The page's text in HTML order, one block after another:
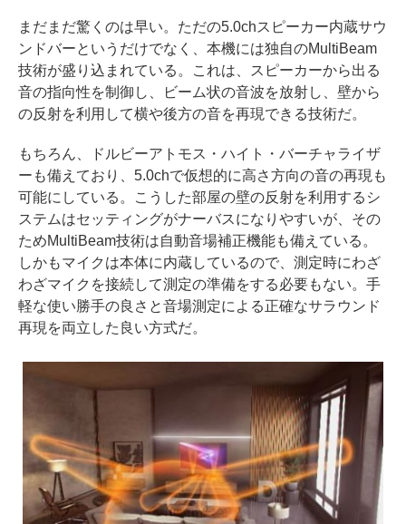
まだまだ驚くのは早い。ただの5.0chスピーカー内蔵サウ
ンドバーというだけでなく、本機には独自のMultiBeam
技術が盛り込まれている。これは、スピーカーから出る
音の指向性を制御し、ビーム状の音波を放射し、壁から
の反射を利用して横や後方の音を再現できる技術だ。
もちろん、ドルビーアトモス・ハイト・バーチャライザ
ーも備えており、5.0chで仮想的に高さ方向の音の再現も
可能にしている。こうした部屋の壁の反射を利用するシ
ステムはセッティングがナーバスになりやすいが、その
ためMultiBeam技術は自動音場補正機能も備えている。
しかもマイクは本体に内蔵しているので、測定時にわざ
わざマイクを接続して測定の準備をする必要もない。手
軽な使い勝手の良さと音場測定による正確なサラウンド
再現を両立した良い方式だ。